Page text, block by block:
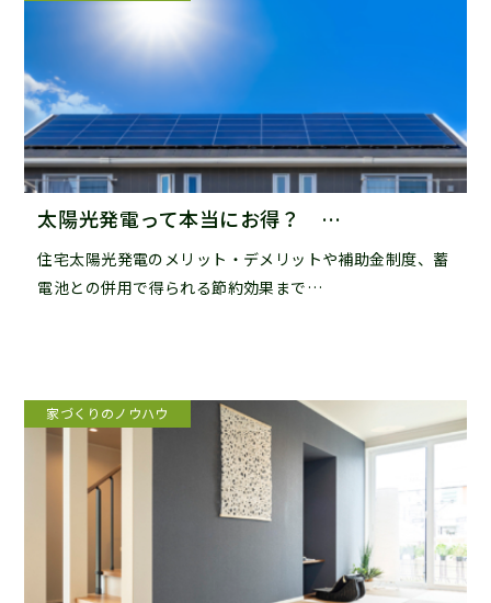
太陽光発電って本当にお得？ …
住宅太陽光発電のメリット・デメリットや補助金制度、蓄
電池との併用で得られる節約効果まで…
家づくりのノウハウ